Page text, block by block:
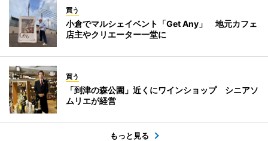
買う
小倉でマルシェイベント「Get Any」 地元カフェ
店主やクリエーター一堂に
買う
「到津の森公園」近くにワインショップ シニアソ
ムリエが経営
もっと見る